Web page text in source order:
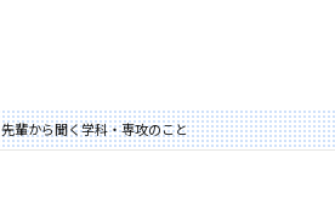
先輩から聞く学科・専攻のこと